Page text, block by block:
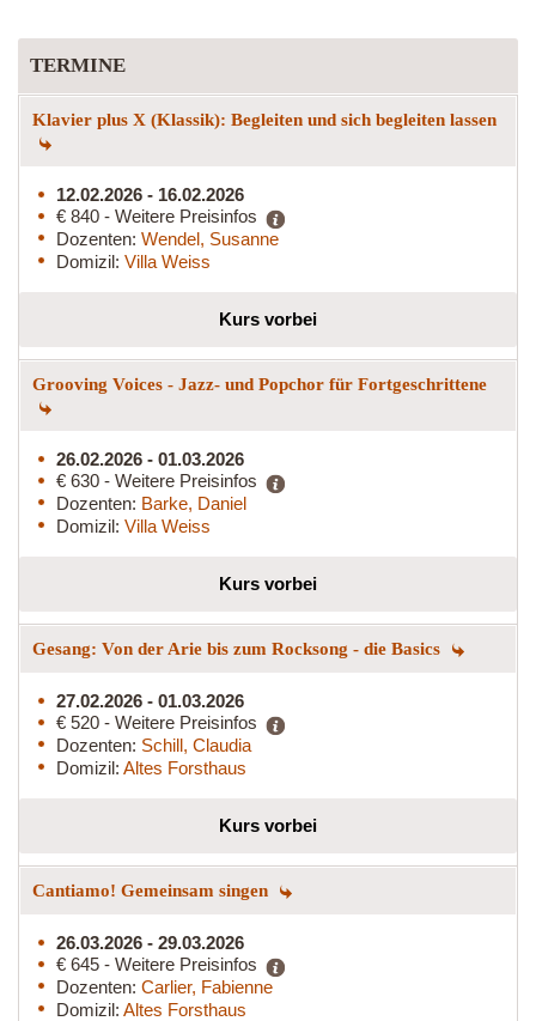
TERMINE
Klavier plus X (Klassik): Begleiten und sich begleiten lassen
12.02.2026 - 16.02.2026
€ 840 - Weitere Preisinfos
Dozenten: Wendel, Susanne
Domizil: Villa Weiss
Kurs vorbei
Grooving Voices - Jazz- und Popchor für Fortgeschrittene
26.02.2026 - 01.03.2026
€ 630 - Weitere Preisinfos
Dozenten: Barke, Daniel
Domizil: Villa Weiss
Kurs vorbei
Gesang: Von der Arie bis zum Rocksong - die Basics
27.02.2026 - 01.03.2026
€ 520 - Weitere Preisinfos
Dozenten: Schill, Claudia
Domizil: Altes Forsthaus
Kurs vorbei
Cantiamo! Gemeinsam singen
26.03.2026 - 29.03.2026
€ 645 - Weitere Preisinfos
Dozenten: Carlier, Fabienne
Domizil: Altes Forsthaus